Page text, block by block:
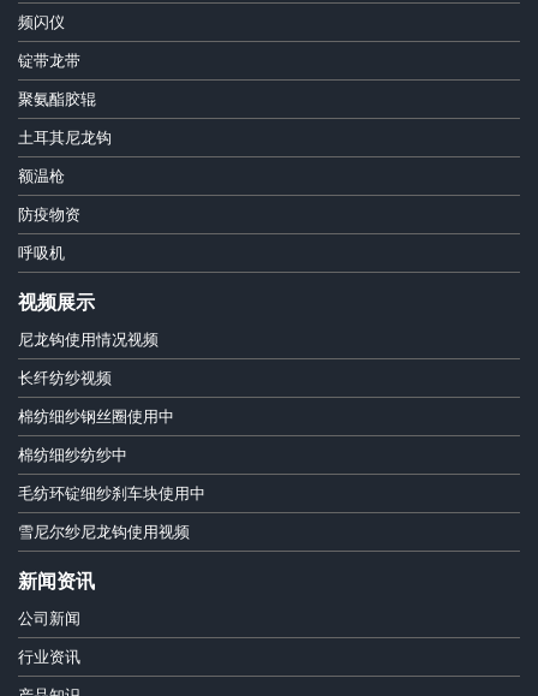
频闪仪
锭带龙带
聚氨酯胶辊
土耳其尼龙钩
额温枪
防疫物资
呼吸机
视频展示
尼龙钩使用情况视频
长纤纺纱视频
棉纺细纱钢丝圈使用中
棉纺细纱纺纱中
毛纺环锭细纱刹车块使用中
雪尼尔纱尼龙钩使用视频
新闻资讯
公司新闻
行业资讯